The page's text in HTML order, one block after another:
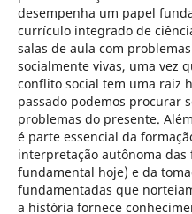
desempenha um papel
currículo integrado de
salas de aula com
socialmente vivas, uma vez
conflito social tem uma raiz
passado podemos procurar
problemas do presente.
é parte essencial da
interpretação autônoma
fundamental hoje) e da
fundamentadas que
a história fornece